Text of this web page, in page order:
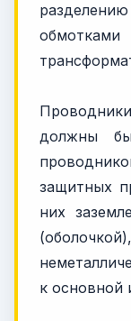
должны
защитных
них
к основной